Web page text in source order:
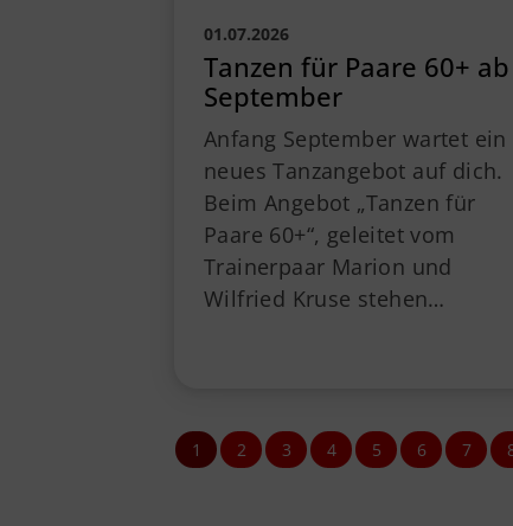
01.07.2026
Tanzen für Paare 60+ ab
September
Anfang September wartet ein
neues Tanzangebot auf dich.
Beim Angebot „Tanzen für
Paare 60+“, geleitet vom
Trainerpaar Marion und
Wilfried Kruse stehen…
1 2 3 4 5 6 7